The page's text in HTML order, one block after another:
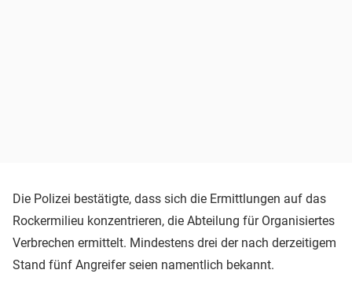
Die Polizei bestätigte, dass sich die Ermittlungen auf das
Rockermilieu konzentrieren, die Abteilung für Organisiertes
Verbrechen ermittelt. Mindestens drei der nach derzeitigem
Stand fünf Angreifer seien namentlich bekannt.